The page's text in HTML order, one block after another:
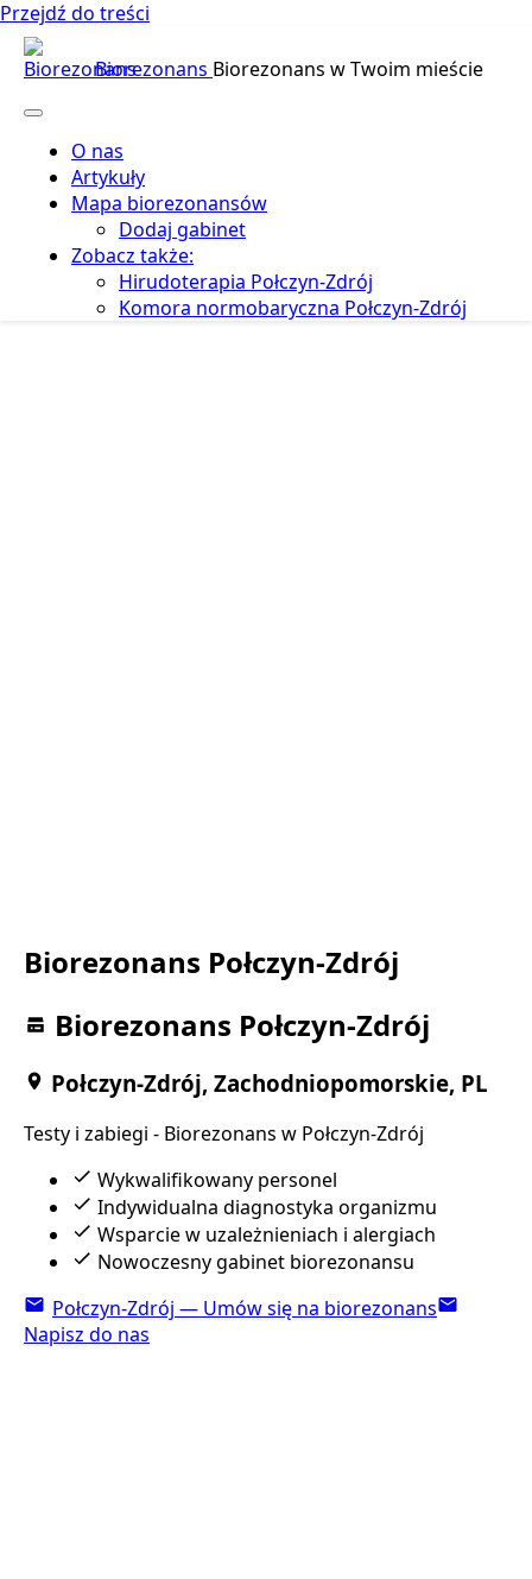
Przejdź do treści
Biorezonans Biorezonans w Twoim mieście
O nas
Artykuły
Mapa biorezonansów
Dodaj gabinet
Zobacz także:
Hirudoterapia Połczyn-Zdrój
Komora normobaryczna Połczyn-Zdrój
Biorezonans Połczyn-Zdrój
Biorezonans Połczyn-Zdrój
Połczyn-Zdrój, Zachodniopomorskie, PL
Testy i zabiegi - Biorezonans w Połczyn-Zdrój
Wykwalifikowany personel
Indywidualna diagnostyka organizmu
Wsparcie w uzależnieniach i alergiach
Nowoczesny gabinet biorezonansu
Połczyn-Zdrój — Umów się na biorezonans
Napisz do nas